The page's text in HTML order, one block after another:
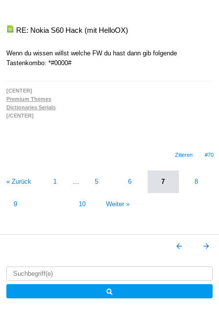
RE: Nokia S60 Hack (mit HelloOX)
Wenn du wissen willst welche FW du hast dann gib folgende
Tastenkombo: *#0000#
[CENTER]
Premium Themes
Dictionaries Serials
[/CENTER]
Zitieren #70
« Zurück 1 5 6 7 8
9 10 Weiter »